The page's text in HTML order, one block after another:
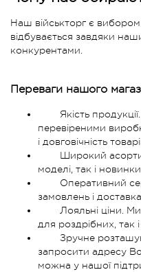
Наш військторг є
відбувається завдяки
конкурентами.
Переваги нашого
Якість
перевіреними
і довговічність
Широкий
моделі, так і
Оперативний
замовлень і доставка.
Лояльні ціни.
для роздрібних, так
Зручне
запросити адресу
можна у нашої